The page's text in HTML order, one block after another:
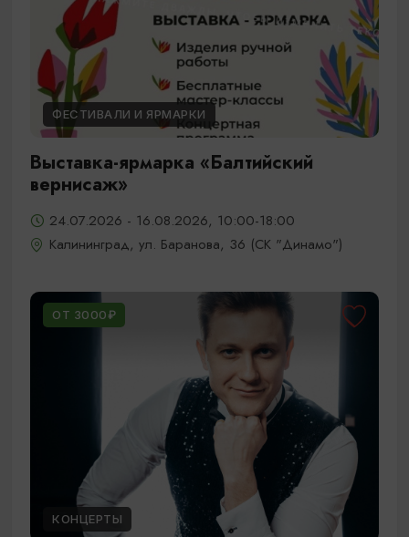
ФЕСТИВАЛИ И ЯРМАРКИ
Выставка-ярмарка «Балтийский
вернисаж»
24.07.2026 - 16.08.2026, 10:00-18:00
Калининград, ул. Баранова, 36 (СК "Динамо")
ОТ 3000₽
КОНЦЕРТЫ